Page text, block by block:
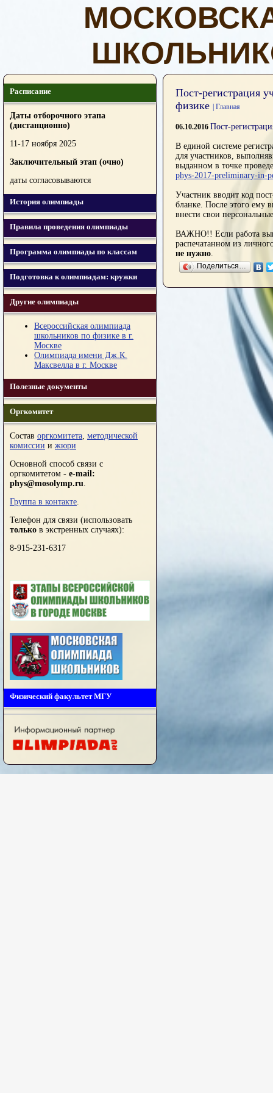
Расписание
Даты отборочного этапа
(дистанционно)
11-17 ноября 2025
Заключительный этап (очно)
даты согласовываются
История олимпиады
Правила проведения олимпиады
Программа олимпиады по классам
Подготовка к олимпиадам: кружки
Другие олимпиады
Всероссийская олимпиада
школьников по физике в г.
Москве
Олимпиада имени Дж.К.
Максвелла в г. Москве
Полезные документы
Оргкомитет
Состав оргкомитета, методической
комиссии и жюри
Основной способ связи с
оргкомитетом - e-mail:
phys@mosolymp.ru.
Группа в контакте.
Телефон для связи (использовать
только в экстренных случаях):
8-915-231-6317
Физический факультет МГУ
Пост-регистрация
физике
| Главная
06.10.2016 Пост-
В единой системе
для участников,
выданном в точке
phys-2017-preliminary-in-
Участник вводит код
бланке. После этого ему
внести свои
ВАЖНО!! Если работа
распечатанном из
не нужно.
Поделиться…